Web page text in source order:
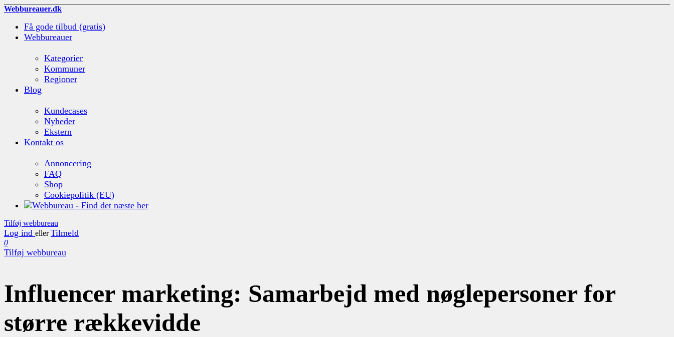
Webbureauer.dk
Få gode tilbud (gratis)
Webbureauer
Kategorier
Kommuner
Regioner
Blog
Kundecases
Nyheder
Ekstern
Kontakt os
Annoncering
FAQ
Shop
Cookiepolitik (EU)
Tilføj webbureau
Log ind eller Tilmeld
0
Tilføj webbureau
Influencer marketing: Samarbejd med nøglepersoner for
større rækkevidde